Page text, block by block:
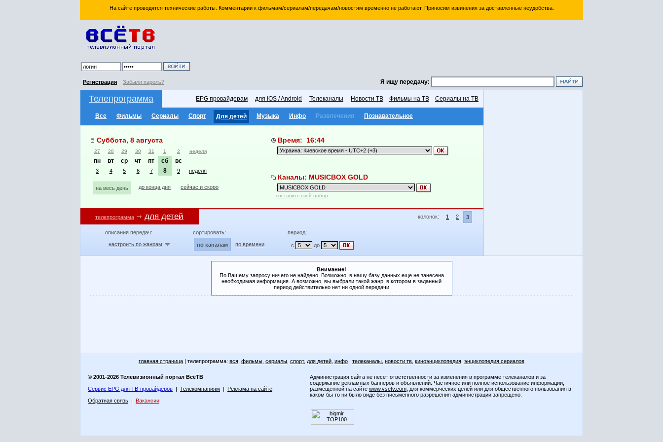
На сайте проводятся технические работы. Комментарии к фильмам/сериалам/передачам/новостям временно не работают. Приносим извинения за доставленные неудобства.
Регистрация Забыли пароль? Я ищу передачу:
Телепрограмма EPG провайдерам для iOS / Android Телеканалы Новости ТВ Фильмы на ТВ Сериалы на ТВ
Все Фильмы Сериалы Спорт Для детей Музыка Инфо Развлечения Познавательное
Суббота, 8 августа
27 28 29 30 31 1 2 неделя
пн вт ср чт пт сб вс
3 4 5 6 7 8 9 неделя
на весь день до конца дня сейчас и скоро
Время: 16:44
Каналы: MUSICBOX GOLD
составить свой набор
телепрограмма для детей колонок: 1 2 3
описания передач:
настроить по жанрам
сортировать:
по каналам по времени
период:
с до
Внимание!
По Вашему запросу ничего не найдено. Возможно, в нашу базу данных еще не занесена
необходимая информация. А возможно, вы выбрали такой жанр, в котором в заданный
период действительно нет ни одной передачи
главная страница | телепрограмма: вся фильмы сериалы спорт, для детей инфо | телеканалы новости тв киноэнциклопедия энциклопедия сериалов
© 2001-2026 Телевизионный портал ВсёТВ
Сервис EPG для ТВ-провайдеров | Телекомпаниям | Реклама на сайте
Обратная связь | Вакансии
Администрация сайта не несет ответственности за изменения в программе телеканалов и за
содержание рекламных баннеров и объявлений. Частичное или полное использование информации,
размещенной на сайте www.vsetv.com , для коммерческих целей или для общественного пользования в
каком бы то ни было виде без письменного разрешения администрации запрещено.